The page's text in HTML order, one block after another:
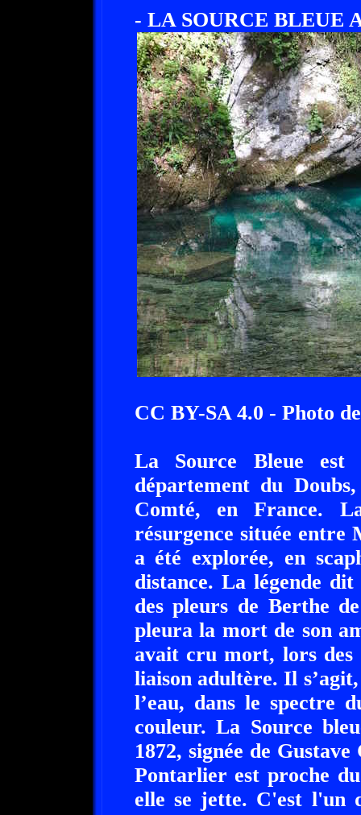
- LA SOURCE BLEUE
CC BY-SA 4.0 - Photo
La Source Bleue est
département du
Comté, en France.
résurgence située entre
a été explorée, en
distance. La légende
des pleurs de Berthe
pleura la mort de son
avait cru mort, lors des
liaison adultère. Il
l’eau, dans le spectre
couleur. La Source
1872, signée de
Pontarlier est proche
elle se jette. C'est l'un